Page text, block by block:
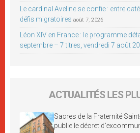
Le cardinal Aveline se confie : entre
défis migratoires août 7, 2026
Léon XIV en France : le programme
septembre – 7 titres, vendredi 7 août
ACTUALITÉS LES
Sacres de la Fraternité
publie le décret